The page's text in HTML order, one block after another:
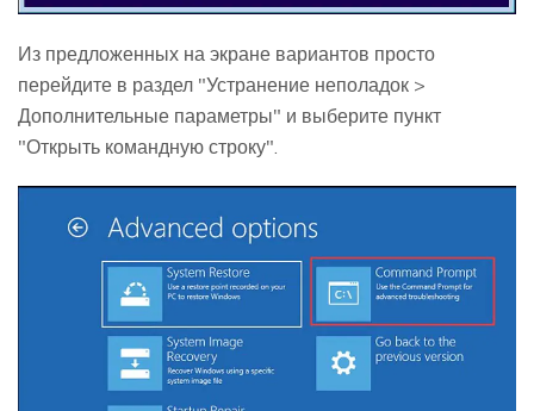
Из предложенных на экране вариантов просто
перейдите в раздел "Устранение неполадок >
Дополнительные параметры" и выберите пункт
"Открыть командную строку".